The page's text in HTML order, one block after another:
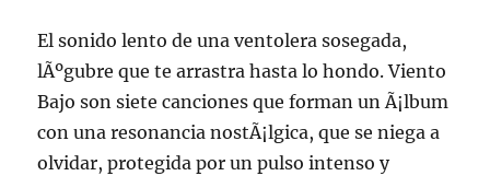
El sonido lento de una ventolera sosegada,
lÃºgubre que te arrastra hasta lo hondo. Viento
Bajo son siete canciones que forman un Ã¡lbum
con una resonancia nostÃ¡lgica, que se niega a
olvidar, protegida por un pulso intenso y